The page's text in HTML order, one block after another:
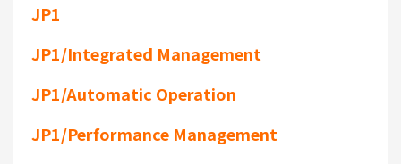
JP1
JP1/Integrated Management
JP1/Automatic Operation
JP1/Performance Management